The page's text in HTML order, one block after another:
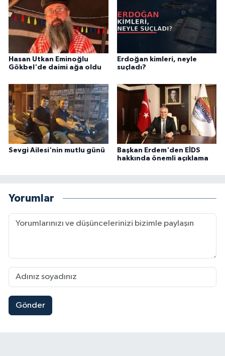
Hasan Utkan Eminoğlu
Gökbel'de daimi ağa oldu
Erdoğan kimleri, neyle
suçladı?
Sevgi Ailesi'nin mutlu günü
Başkan Erdem'den EİDS
hakkında önemli açıklama
Yorumlar
Gönder